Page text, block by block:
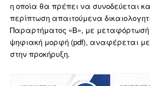
η οποία θα πρέπει να συνοδεύεται
περίπτωση απαιτούμενα
Παραρτήματος «Β», με μεταφόρτωσή
ψηφιακή μορφή (pdf), αναφέρεται
στην προκήρυξη.